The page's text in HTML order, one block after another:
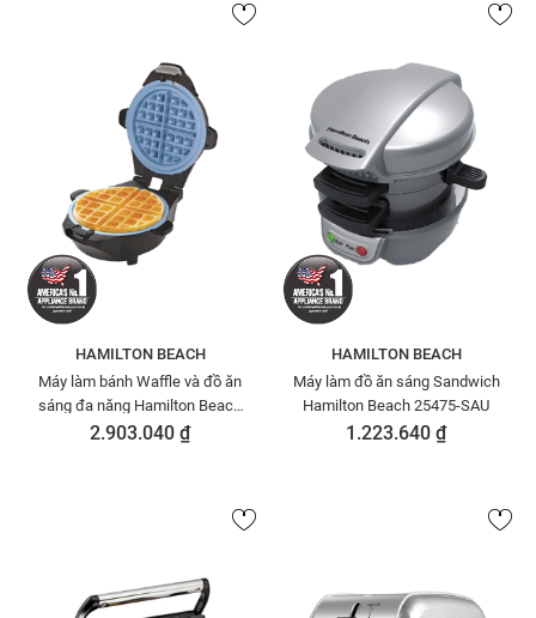
HAMILTON BEACH
Máy làm bánh Waffle và đồ ăn
sáng đa năng Hamilton Beach
26049-IN
2.903.040 ₫
HAMILTON BEACH
Máy làm đồ ăn sáng Sandwich
Hamilton Beach 25475-SAU
1.223.640 ₫